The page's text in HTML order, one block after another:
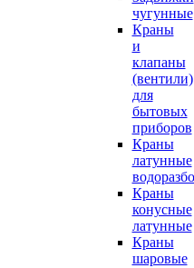
чугунные
Краны
и
клапаны
(вентили)
для
бытовых
приборов
Краны
латунные
Краны
конусные
латунные
Краны
шаровые